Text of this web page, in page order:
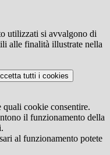
utilizzati si avvalgono di
alle finalità illustrate nella
tutti i cookies
quali cookie consentire.
il funzionamento della
al funzionamento potete